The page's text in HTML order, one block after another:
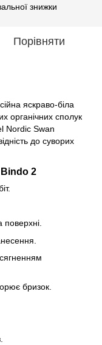
знижки
Порівняти
яскраво-біла
органічних сполук
Nordic Swan
до суворих
Bindo 2
поверхні.
бризок.